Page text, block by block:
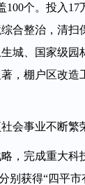
100个。投入
合整治，清扫
城、国家级园
，棚户区改造
事业不断繁
完成重大科
别获得“四平